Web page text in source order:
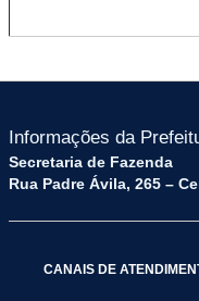
Informações da
Secretaria de Fazenda
Rua Padre Ávila, 265 –
CANAIS DE